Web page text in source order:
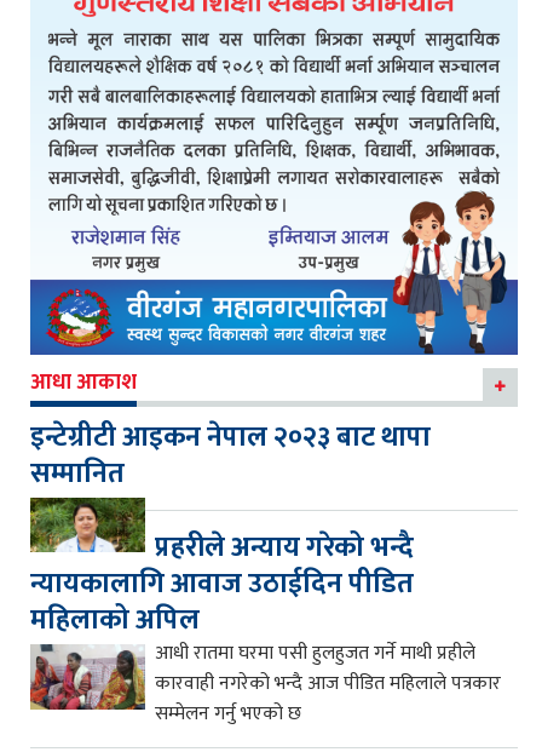
आधा आकाश
इन्टेग्रीटी आइकन नेपाल २०२३ बाट थापा
सम्मानित
प्रहरीले अन्याय गरेको भन्दै
न्यायकालागि आवाज उठाईदिन पीडित
महिलाको अपिल
आधी रातमा घरमा पसी हुलहुजत गर्ने माथी प्रहीले
कारवाही नगरेको भन्दै आज पीडित महिलाले पत्रकार
सम्मेलन गर्नु भएको छ